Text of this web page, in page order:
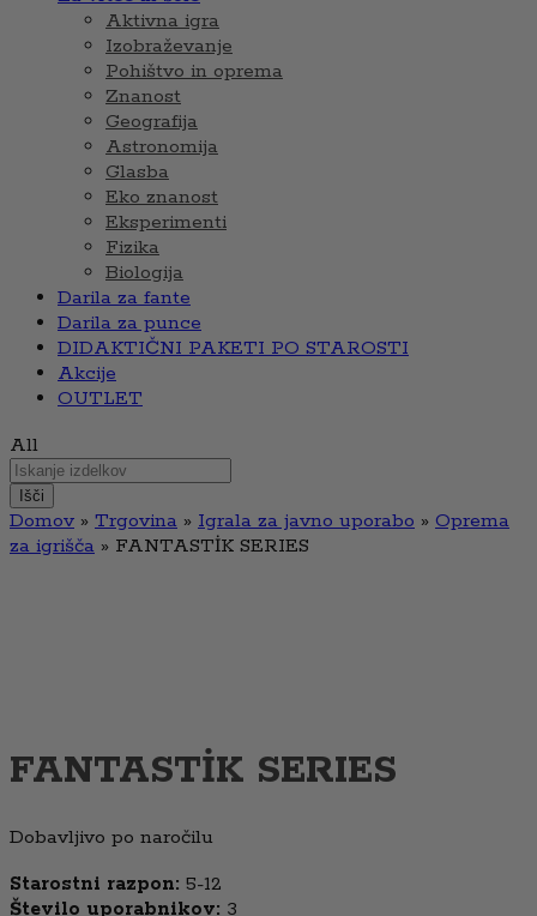
Aktivna igra
Izobraževanje
Pohištvo in oprema
Znanost
Geografija
Astronomija
Glasba
Eko znanost
Eksperimenti
Fizika
Biologija
Darila za fante
Darila za punce
DIDAKTIČNI PAKETI PO STAROSTI
Akcije
OUTLET
All
Išči
Domov » Trgovina » Igrala za javno uporabo » Oprema
za igrišča » FANTASTİK SERIES
FANTASTİK SERIES
Dobavljivo po naročilu
Starostni razpon: 5-12
Število uporabnikov: 3